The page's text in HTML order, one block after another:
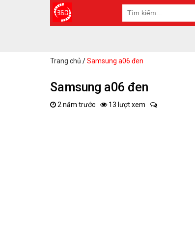
Trang chủ /Samsung a06 đen
Samsung a06 đen
2 năm trước 13 lượt xem